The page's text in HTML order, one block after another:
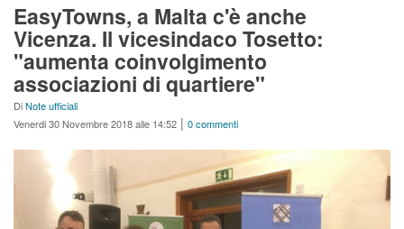
EasyTowns, a Malta c'è anche
Vicenza. Il vicesindaco Tosetto:
"aumenta coinvolgimento
associazioni di quartiere"
DiNote ufficiali
Venerdi 30 Novembre 2018 alle 14:52 | 0 commenti